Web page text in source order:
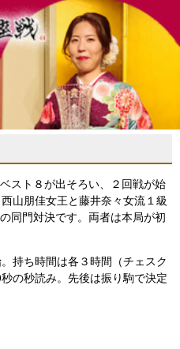
スト８が出そろい、２回戦が始
山朋佳女王と藤井奈々女流１級
同門対決です。両者は本局が初
持ち時間は各３時間（チェスク
の秒読み。先後は振り駒で決定